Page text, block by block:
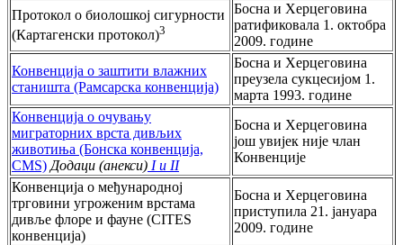
Протокол о биолошкој сигурности
(Картагенски протокол)3
Босна и Херцеговина
ратификовала 1. октобра
2009. године
Конвенција о заштити влажних
станишта (Рамсарска конвенција)
Босна и Херцеговина
преузела сукцесијом 1.
марта 1993. године
Конвенција о очувању
миграторних врста дивљих
животиња (Бонска конвенција,
CMS) Додаци (анекси) I и II
Босна и Херцеговина
још увијек није члан
Конвенције
Конвенција о међународној
трговини угроженим врстама
дивље флоре и фауне (CITES
конвенција)
Босна и Херцеговина
приступила 21. јануара
2009. године